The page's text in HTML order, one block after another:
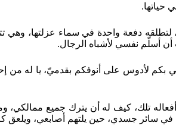
حياتها.
دفعة واحدة في سماء عزلتها، وهي
أسلّم نفسي لأشباه الرجال.
بكم لأدوس على أنوفكم بقدميّ، يا له
تلك، كيف له أن يترك جميع ممالكي،
سائر جسدي، حين يلتهم أصابعي، ويلعق